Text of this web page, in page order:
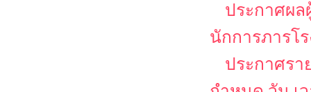
ประกาศผ
นักการภารโร
ประกาศรา